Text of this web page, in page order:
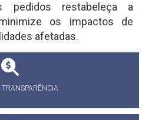
pedidos restabeleça a
os impactos de
afetadas.
TRANSPARÊNCIA